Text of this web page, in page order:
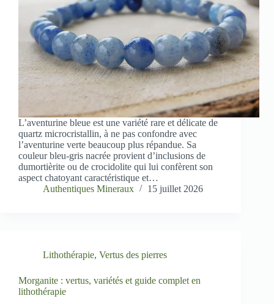
L’aventurine bleue est une variété rare et délicate de
quartz microcristallin, à ne pas confondre avec
l’aventurine verte beaucoup plus répandue. Sa
couleur bleu-gris nacrée provient d’inclusions de
dumortièrite ou de crocidolite qui lui confèrent son
aspect chatoyant caractéristique et…
Authentiques Mineraux
15 juillet 2026
Lithothérapie, Vertus des pierres
Morganite : vertus, variétés et guide complet en
lithothérapie